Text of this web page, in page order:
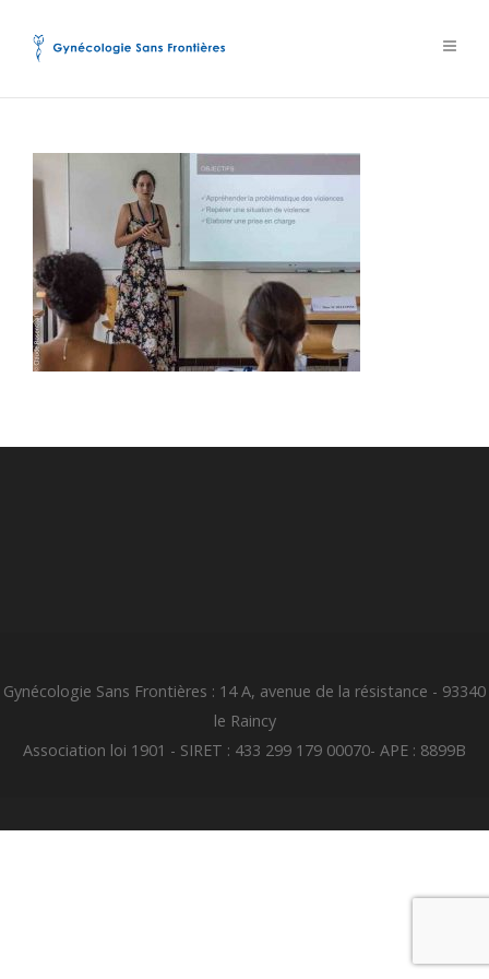
Gynécologie Sans Frontières : 14 A, avenue de la résistance - 93340
le Raincy
Association loi 1901 - SIRET : 433 299 179 00070- APE : 8899B